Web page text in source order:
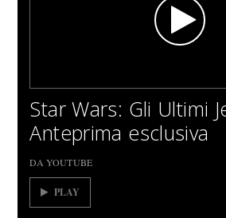
Star Wars: Gli Ultimi
Anteprima esclusiva
DA YOUTUBE
PLAY